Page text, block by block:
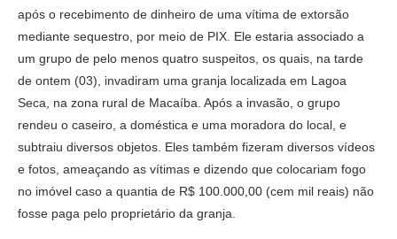
após o recebimento de dinheiro de uma vítima de extorsão
mediante sequestro, por meio de PIX. Ele estaria associado a
um grupo de pelo menos quatro suspeitos, os quais, na tarde
de ontem (03), invadiram uma granja localizada em Lagoa
Seca, na zona rural de Macaíba. Após a invasão, o grupo
rendeu o caseiro, a doméstica e uma moradora do local, e
subtraiu diversos objetos. Eles também fizeram diversos vídeos
e fotos, ameaçando as vítimas e dizendo que colocariam fogo
no imóvel caso a quantia de R$ 100.000,00 (cem mil reais) não
fosse paga pelo proprietário da granja.